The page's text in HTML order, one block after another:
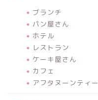
ブランチ
パン屋さん
ホテル
レストラン
ケーキ屋さん
カフェ
アフタヌーンティー